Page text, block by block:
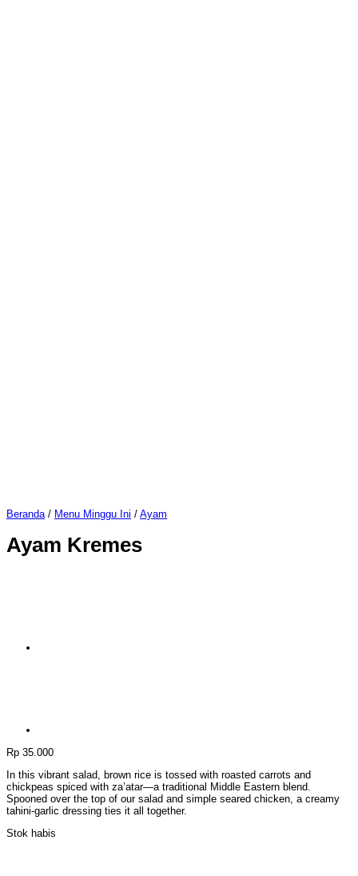
Beranda / Menu Minggu Ini / Ayam
Ayam Kremes
Rp 35.000
In this vibrant salad, brown rice is tossed with roasted carrots and
chickpeas spiced with za’atar—a traditional Middle Eastern blend.
Spooned over the top of our salad and simple seared chicken, a creamy
tahini-garlic dressing ties it all together.
Stok habis